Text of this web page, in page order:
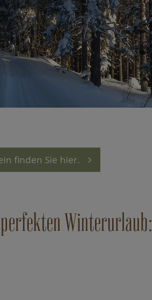
finden Sie hier.
Winterurlaub: